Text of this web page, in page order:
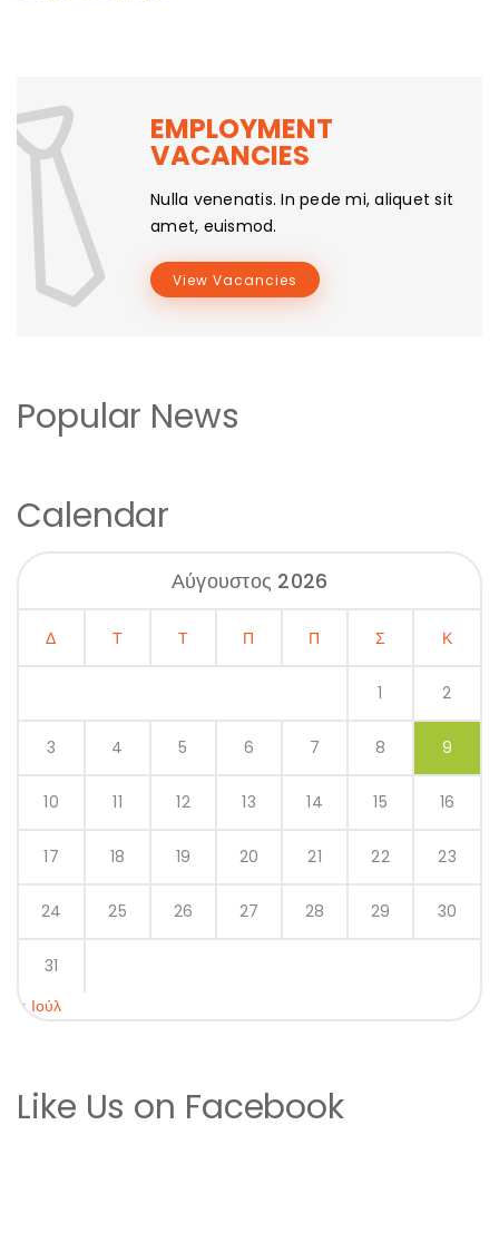
EMPLOYMENT
VACANCIES
Nulla venenatis. In pede mi, aliquet sit
amet, euismod.
View Vacancies
Popular News
Calendar
Αύγουστος 2026
Δ Τ Τ Π Π Σ Κ
1 2
3 4 5 6 7 8 9
10 11 12 13 14 15 16
17 18 19 20 21 22 23
24 25 26 27 28 29 30
31
« Ιούλ
Like Us on Facebook